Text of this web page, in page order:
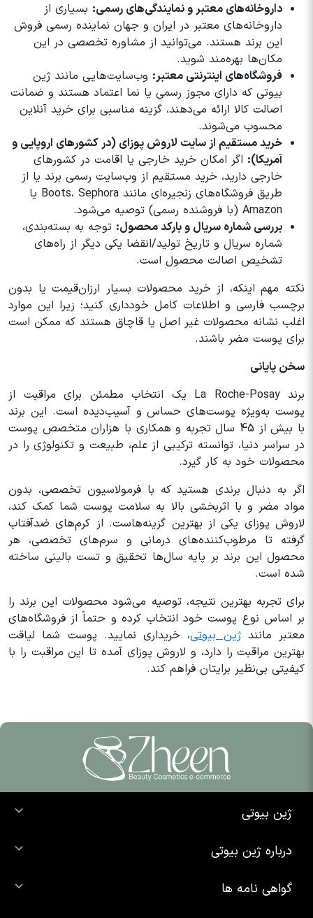
داروخانه‌های معتبر و نمایندگی‌های رسمی: بسیاری از
داروخانه‌های معتبر در ایران و جهان نماینده رسمی فروش
این برند هستند. می‌توانید از مشاوره تخصصی در این
مکان‌ها بهره‌مند شوید.
فروشگاه‌های اینترنتی معتبر: وب‌سایت‌هایی مانند ژین
بیوتی که دارای مجوز رسمی یا نما اعتماد هستند و ضمانت
اصالت کالا ارائه می‌دهند، گزینه مناسبی برای خرید آنلاین
محسوب می‌شوند.
خرید مستقیم از سایت لاروش پوزای (در کشورهای اروپایی و
آمریکا): اگر امکان خرید خارجی یا اقامت در کشورهای
خارجی دارید، خرید مستقیم از وب‌سایت رسمی برند یا از
طریق فروشگاه‌های زنجیره‌ای مانند Boots، Sephora یا
Amazon (با فروشنده رسمی) توصیه می‌شود.
بررسی شماره سریال و بارکد محصول: توجه به بسته‌بندی،
شماره سریال و تاریخ تولید/انقضا یکی دیگر از راه‌های
تشخیص اصالت محصول است.
نکته مهم اینکه، از خرید محصولات بسیار ارزان‌قیمت یا بدون
برچسب فارسی و اطلاعات کامل خودداری کنید؛ زیرا این موارد
اغلب نشانه محصولات غیر اصل یا قاچاق هستند که ممکن است
برای پوست مضر باشند.
سخن پایانی
برند La Roche-Posay یک انتخاب مطمئن برای مراقبت از
پوست به‌ویژه پوست‌های حساس و آسیب‌دیده است. این برند
با بیش از 45 سال تجربه و همکاری با هزاران متخصص پوست
در سراسر دنیا، توانسته ترکیبی از علم، طبیعت و تکنولوژی را در
محصولات خود به کار گیرد.
اگر به دنبال برندی هستید که با فرمولاسیون تخصصی، بدون
مواد مضر و با اثربخشی بالا به سلامت پوست شما کمک کند،
لاروش پوزای یکی از بهترین گزینه‌هاست. از کرم‌های ضدآفتاب
گرفته تا مرطوب‌کننده‌های درمانی و سرم‌های تخصصی، هر
محصول این برند بر پایه سال‌ها تحقیق و تست بالینی ساخته
شده است.
برای تجربه بهترین نتیجه، توصیه می‌شود محصولات این برند را
بر اساس نوع پوست خود انتخاب کرده و حتماً از فروشگاه‌های
معتبر مانندژین بیوتی، خریداری نمایید. پوست شما لیاقت
بهترین مراقبت را دارد، و لاروش پوزای آمده تا این مراقبت را با
کیفیتی بی‌نظیر برایتان فراهم کند.
ژین بیوتی
خرید شوینده صورت
خرید رژ لب
درباره ژین بیوتی
تماس با ما
گواهی نامه ها